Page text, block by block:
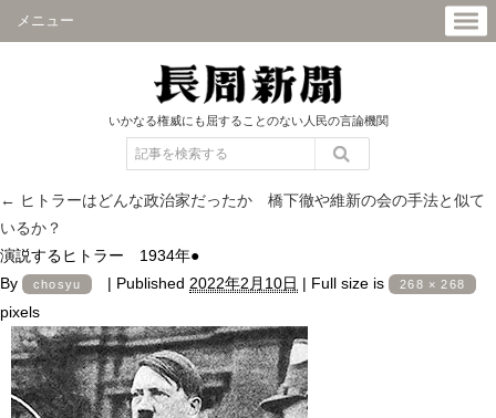
メニュー
いかなる権威にも屈することのない人民の言論機関
← ヒトラーはどんな政治家だったか 橋下徹や維新の会の手法と似て
いるか？
演説するヒトラー 1934年●
By
chosyu | Published 2022年2月10日 | Full size is 268 × 268
pixels